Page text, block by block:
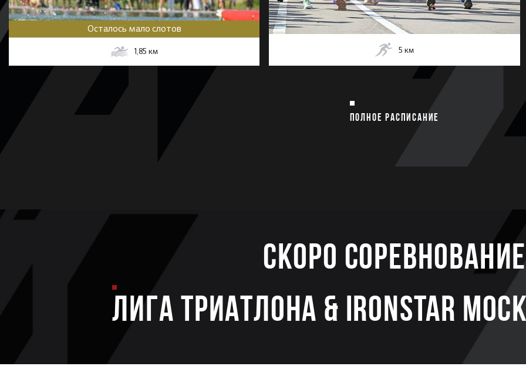
Осталось мало слотов
1,85 км 5 км
ПОЛНОЕ РАСПИСАНИЕ
Скоро соревнование
ЛИГА ТРИАТЛОНА & IRONSTAR